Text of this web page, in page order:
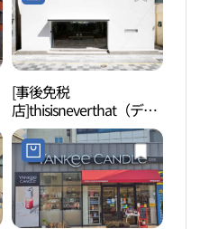
[事後免税
店]thisisneverthat（ディ
スイズネバーザット）・
チェジュ（済州）店(디
스이즈네버댓 제주점)